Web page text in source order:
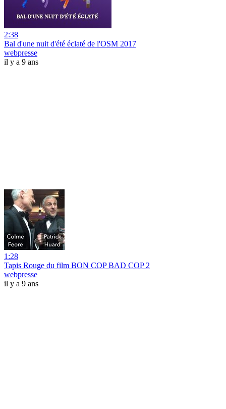
2:38
Bal d'une nuit d'été éclaté de l'OSM 2017
webpresse
il y a 9 ans
1:28
Tapis Rouge du film BON COP BAD COP 2
webpresse
il y a 9 ans